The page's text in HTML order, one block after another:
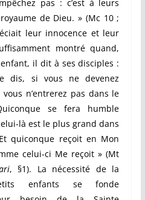
pas : c’est à leurs
de Dieu. » (Mc 10 ;
leur innocence et leur
montré quand,
il dit à ses disciples :
dis, si vous ne devenez
n’entrerez pas dans le
se fera humble
là est le plus grand dans
quiconque reçoit en Mon
celui-ci Me reçoit » (Mt
, §1). La nécessité de la
enfants se fonde